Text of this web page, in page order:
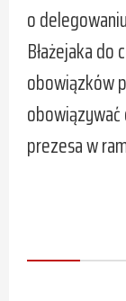
o
Błażejaka
obowiązków
prezesa w